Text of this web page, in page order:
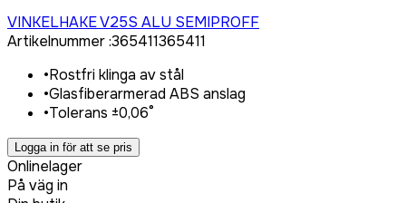
VINKELHAKE V25S ALU SEMIPROFF
Artikelnummer:365411365411
•Rostfri klinga av stål
•Glasfiberarmerad ABS anslag
•Tolerans ±0,06°
Logga in för att se pris
Onlinelager
På väg in